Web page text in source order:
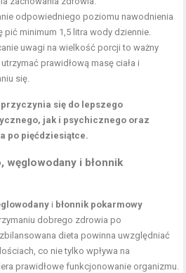
odpowiedniego poziomu nawodnienia
pić minimum 1,5 litra wody dziennie.
uwagi na wielkość porcji to ważny
prawidłową masę ciała i
się.
się do lepszego
jak i psychicznego oraz
po pięćdziesiątce.
węglowodany i błonnik
i błonnik pokarmowy
dobrego zdrowia po
dieta powinna uwzględniać
co nie tylko wpływa na
prawidłowe funkcjonowanie organizmu.